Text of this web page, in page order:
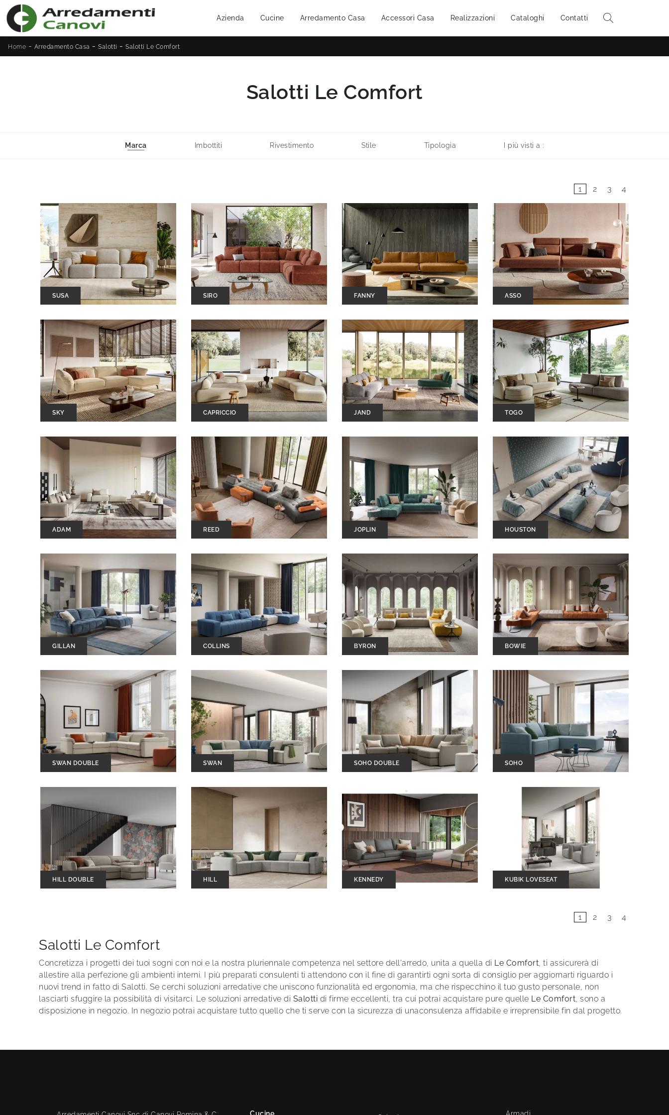
Azienda Cucine Arredamento Casa Accessori Casa Realizzazioni Cataloghi Contatti
Home - Arredamento Casa - Salotti - Salotti Le Comfort
Salotti Le Comfort
Marca Imbottiti Rivestimento Stile Tipologia I più visti a :
1 2 3 4
SUSA SIRO FANNY ASSO
SKY CAPRICCIO JAND TOGO
ADAM REED JOPLIN HOUSTON
GILLAN COLLINS BYRON BOWIE
SWAN DOUBLE SWAN SOHO DOUBLE SOHO
HILL DOUBLE HILL KENNEDY KUBIK LOVESEAT
1 2 3 4
Salotti Le Comfort
Concretizza i progetti dei tuoi sogni con noi e la nostra pluriennale competenza nel settore dell'arredo, unita a quella di Le Comfort , ti assicurerà di
allestire alla perfezione gli ambienti interni. I più preparati consulenti ti attendono con il fine di garantirti ogni sorta di consiglio per aggiornarti riguardo i
nuovi trend in fatto di Salotti. Se cerchi soluzioni arredative che uniscono funzionalità ed ergonomia, ma che rispecchino il tuo gusto personale, non
lasciarti sfuggire la possibilità di visitarci. Le soluzioni arredative di Salotti di firme eccellenti, tra cui potrai acquistare pure quelle Le Comfort , sono a
disposizione in negozio. In negozio potrai acquistare tutto quello che ti serve con la sicurezza di unaconsulenza affidabile e irreprensibile fin dal progetto.